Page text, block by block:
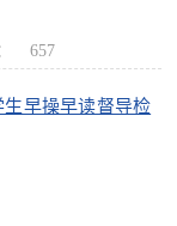
657
生早操早读督导检